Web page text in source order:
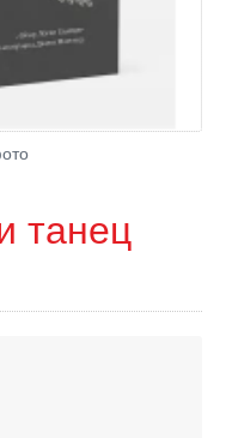
танец